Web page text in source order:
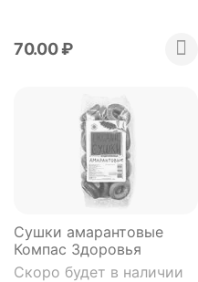
70.00₽
Сушки амарантовые
Компас Здоровья
Скоро будет в наличии